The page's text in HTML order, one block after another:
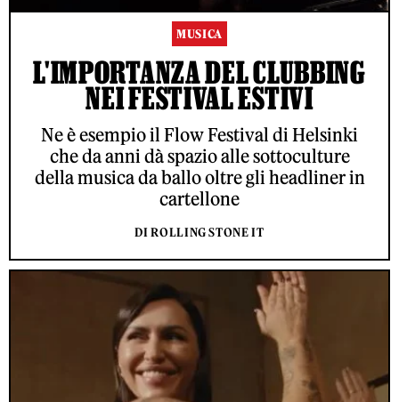
MUSICA
L'IMPORTANZA DEL CLUBBING
NEI FESTIVAL ESTIVI
Ne è esempio il Flow Festival di Helsinki
che da anni dà spazio alle sottoculture
della musica da ballo oltre gli headliner in
cartellone
DI ROLLING STONE IT